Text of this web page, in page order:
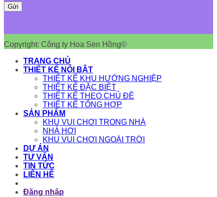
Copyright: Công ty Hoa Sen Hồng©
TRANG CHỦ
THIẾT KẾ NỔI BẬT
THIẾT KẾ KHU HƯỚNG NGHIỆP
THIẾT KẾ ĐẶC BIỆT
THIẾT KẾ THEO CHỦ ĐỀ
THIẾT KẾ TỔNG HỢP
SẢN PHẨM
KHU VUI CHƠI TRONG NHÀ
NHÀ HƠI
KHU VUI CHƠI NGOÀI TRỜI
DỰ ÁN
TƯ VẤN
TIN TỨC
LIÊN HỆ
Đăng nhập